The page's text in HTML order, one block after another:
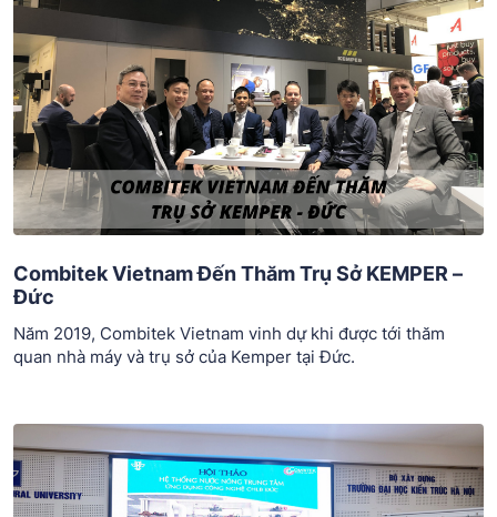
Combitek Vietnam Đến Thăm Trụ Sở KEMPER –
Đức
Năm 2019, Combitek Vietnam vinh dự khi được tới thăm
quan nhà máy và trụ sở của Kemper tại Đức.